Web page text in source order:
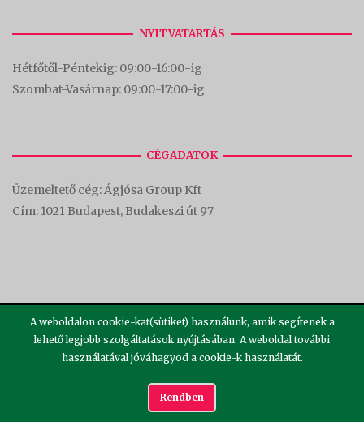
NYITVATARTÁS
Hétfőtől-Péntekig: 09:00-16:00-ig
Szombat-Vasárnap: 09:00-17:00-ig
CÉGADATOK
Üzemeltető cég: Ágjósa Group Kft
Cím: 1021 Budapest, Budakeszi út 97
Theme bySiteOrigin
A weboldalon cookie-kat(sütiket) használunk, amik segítenek a
lehető legjobb szolgáltatások nyújtásában. A weboldal további
használatával jóváhagyod a cookie-k használatát.
Rendben